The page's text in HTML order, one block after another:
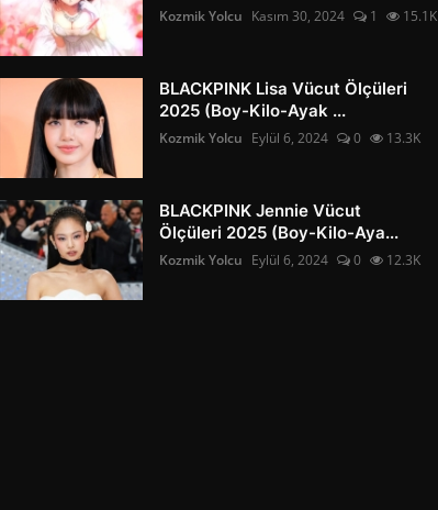
Kozmik Yolcu Kasım 30, 2024 1 15.1K
BLACKPINK Lisa Vücut Ölçüleri
2025 (Boy-Kilo-Ayak ...
Kozmik Yolcu Eylül 6, 2024 0 13.3K
BLACKPINK Jennie Vücut
Ölçüleri 2025 (Boy-Kilo-Aya...
Kozmik Yolcu Eylül 6, 2024 0 12.3K